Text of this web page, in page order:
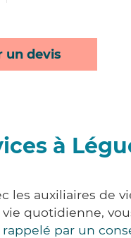
un devis
à
auxiliaires de
quotidienne,
par un